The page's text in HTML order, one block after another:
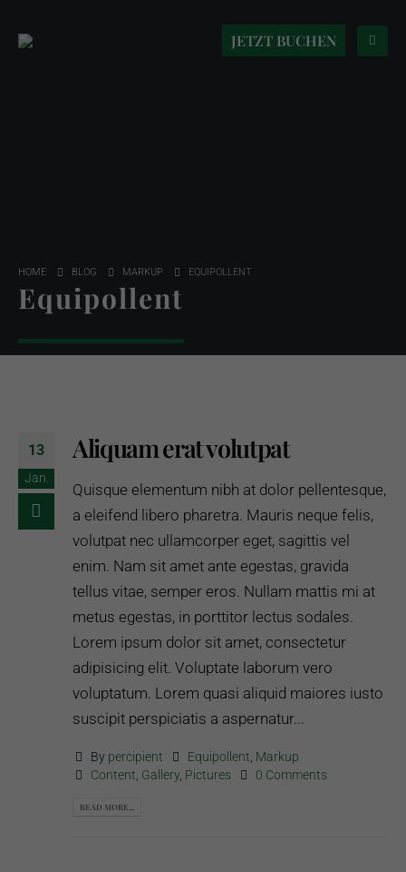
JETZT BUCHEN
HOME BLOG MARKUP EQUIPOLLENT
Equipollent
13
Jan.
Aliquam erat volutpat
Quisque elementum nibh at dolor pellentesque,
a eleifend libero pharetra. Mauris neque felis,
volutpat nec ullamcorper eget, sagittis vel
enim. Nam sit amet ante egestas, gravida
tellus vitae, semper eros. Nullam mattis mi at
metus egestas, in porttitor lectus sodales.
Lorem ipsum dolor sit amet, consectetur
adipisicing elit. Voluptate laborum vero
voluptatum. Lorem quasi aliquid maiores iusto
suscipit perspiciatis a aspernatur...
By percipient Equipollent Markup
Content Gallery, Pictures 0 Comments
READ MORE...